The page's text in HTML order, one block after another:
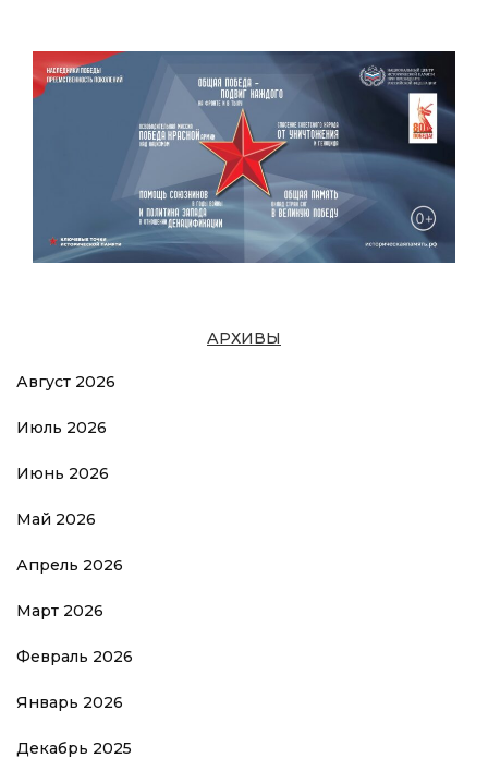
АРХИВЫ
Август 2026
Июль 2026
Июнь 2026
Май 2026
Апрель 2026
Март 2026
Февраль 2026
Январь 2026
Декабрь 2025